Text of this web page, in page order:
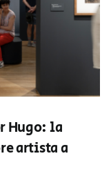
Hugo: la
artista a